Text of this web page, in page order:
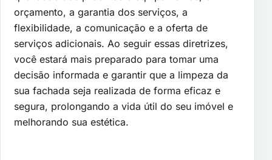
orçamento, a garantia dos serviços, a
flexibilidade, a comunicação e a oferta de
serviços adicionais. Ao seguir essas diretrizes,
você estará mais preparado para tomar uma
decisão informada e garantir que a limpeza da
sua fachada seja realizada de forma eficaz e
segura, prolongando a vida útil do seu imóvel e
melhorando sua estética.